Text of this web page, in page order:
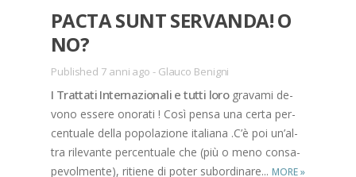
PAC­TA SUNT SER­VAN­DA! O
NO?
Published 7 anni ago - Glauco Benigni
I Trat­ta­ti In­ter­na­zio­na­li e tut­ti lorogra­va­mi de­
vo­no es­se­re ono­ra­ti ! Così pen­sa una cer­ta per­
cen­tua­le del­la po­po­la­zio­ne ita­lia­na .C’è poi un’al­
tra ri­le­van­te per­cen­tua­le che (più o meno con­sa­
pe­vol­men­te), ri­tie­ne di po­ter su­bor­di­na­re... MORE»